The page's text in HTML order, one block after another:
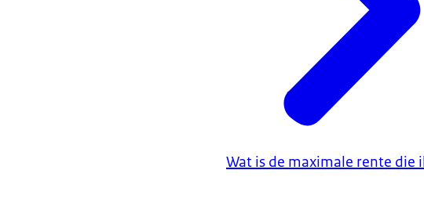
Wat is de maximale rente die